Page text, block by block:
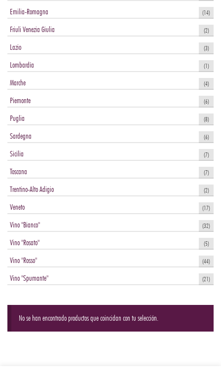
Emilia-Romagna (14)
Friuli Venezia Giulia (2)
Lazio (3)
Lombardía (1)
Marche (4)
Piemonte (6)
Puglia (8)
Sardegna (6)
Sicilia (7)
Toscana (7)
Trentino-Alto Adigio (2)
Veneto (17)
Vino "Bianco" (32)
Vino "Rosato" (5)
Vino "Rosso" (44)
Vino "Spumante" (21)
No se han encontrado productos que coincidan con tu selección.